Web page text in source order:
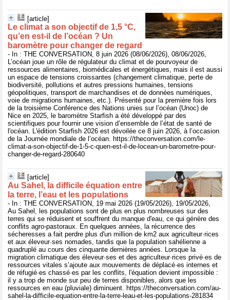
[article]
Le climat a son objectif de 1,5 °C,
qu’en est‑il de l’océan ? Un
baromètre pour changer de regard
- In : THE CONVERSATION, 8 juin 2026 (08/06/2026), 08/06/2026,
L’océan joue un rôle de régulateur du climat et de pourvoyeur de
ressources alimentaires, biomédicales et énergétiques, mais il est aussi
un espace de tensions croissantes (changement climatique, perte de
biodiversité, pollutions et autres pressions humaines, tensions
géopolitiques, transport de marchandises et de données numériques,
voie de migrations humaines, etc.). Présenté pour la première fois lors
de la troisième Conférence des Nations unies sur l’océan (Unoc) de
Nice en 2025, le baromètre Starfish a été développé par des
scientifiques pour fournir une vision d’ensemble de l’état de santé de
l'océan. L'édition Starfish 2026 est dévoilée ce 8 juin 2026, à l’occasion
de la Journée mondiale de l’océan. https://theconversation.com/le-
climat-a-son-objectif-de-1-5-c-quen-est-il-de-locean-un-barometre-pour-
changer-de-regard-280640
[article]
Au Sahel, la difficile équation entre
la terre, l’eau et les populations
- In : THE CONVERSATION, 19 mai 2026 (19/05/2026), 19/05/2026,
Au Sahel, les populations sont de plus en plus nombreuses sur des
terres qui se réduisent et souffrent du manque d'eau, ce qui génère des
conflits agro-pastoraux. En quelques années, la récurrence des
sécheresses a fait perdre plus d'un million de km2 aux agriculteur·rices
et aux éleveur·ses nomades, tandis que la population sahélienne a
quadruplé au cours des cinquante dernières années. Lorsque la
migration climatique des éleveur·ses et des agriculteur·rices privé·es de
ressources vitales s’ajoute aux mouvements de déplacé·es internes et
de réfugié·es chassé·es par les conflits, l'équation devient impossible :
il y a trop de monde sur peu de terres disponibles, alors que les
ressources en eau (pluviale) diminuent. https://theconversation.com/au-
sahel-la-difficile-equation-entre-la-terre-leau-et-les-populations-281834